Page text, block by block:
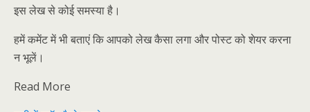
इस लेख से कोई समस्या है।
हमें कमेंट में भी बताएं कि आपको लेख कैसा लगा और पोस्ट को शेयर करना
न भूलें।
Read More